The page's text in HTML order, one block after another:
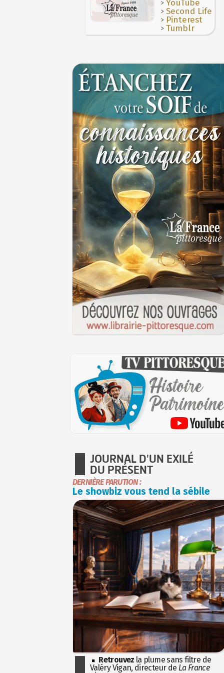
JOURNAL D'UN EXILÉ
DU PRÉSENT
DERNIÈRE PARUTION :
Le showbiz vous tend la sébile
Retrouvez la plume sans filtre de
Valéry Vigan, directeur de La France
>YouTube
>Second Life
> Pinterest
>Tumblr